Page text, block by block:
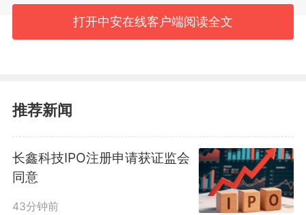
险赔款交给了黄山市财政局。
时强对流等灾害性天气多发。过
去，遇到洪涝灾害，查损失、报材
料等流程烦琐，既影响灾后恢复，
也让政府的财政兜底压力巨大。于
打开中安在线客户端阅读全文
推荐新闻
长鑫科技IPO注册申请获证监会
同意
43分钟前